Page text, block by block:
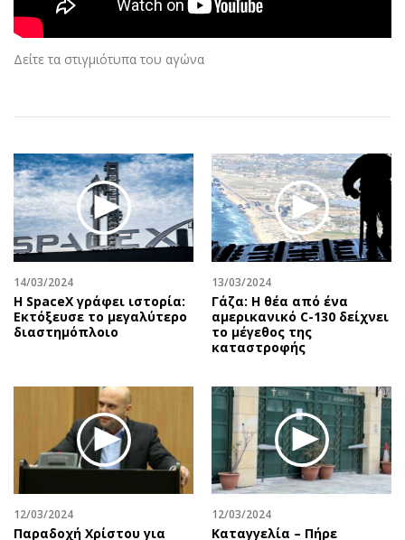
Αθλητισμός
Κύπρος
Ελλάδα
Κληρώσεις Allwyn
Οικονομία
Real Estate
Επιχειρήσεις
Αγορές
Money Review
AstroBank Properties
Trends
Ναυτιλία
Κόσμος
Πολιτισμός
Geek
Νέα
Αυτοκίνηση
Πολιτική
Οικονομία
Γενικά
Αναδρομές
Πρόσωπα
Περιβάλλον
Good Life
Γυναίκα
Showbiz
Ταξίδια
Συνταγές
Έξοδος
Media
Εκπομπές
Δείτε τα στιγμιότυπα του αγώνα
14/03/2024
Η SpaceX γράφει ιστορία:
Εκτόξευσε το μεγαλύτερο
διαστημόπλοιο
13/03/2024
Γάζα: Η θέα από ένα
αμερικανικό C-130 δείχνει
το μέγεθος της
καταστροφής
12/03/2024
Παραδοχή Χρίστου για
12/03/2024
Καταγγελία – Πήρε